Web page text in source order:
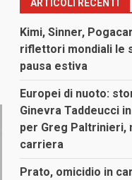
ARTICOLI RECENTI
Kimi, Sinner,
riflettori mondiali le
pausa estiva
Europei di nuoto:
Ginevra Taddeucci
per Greg Paltrinieri,
carriera
Prato, omicidio in